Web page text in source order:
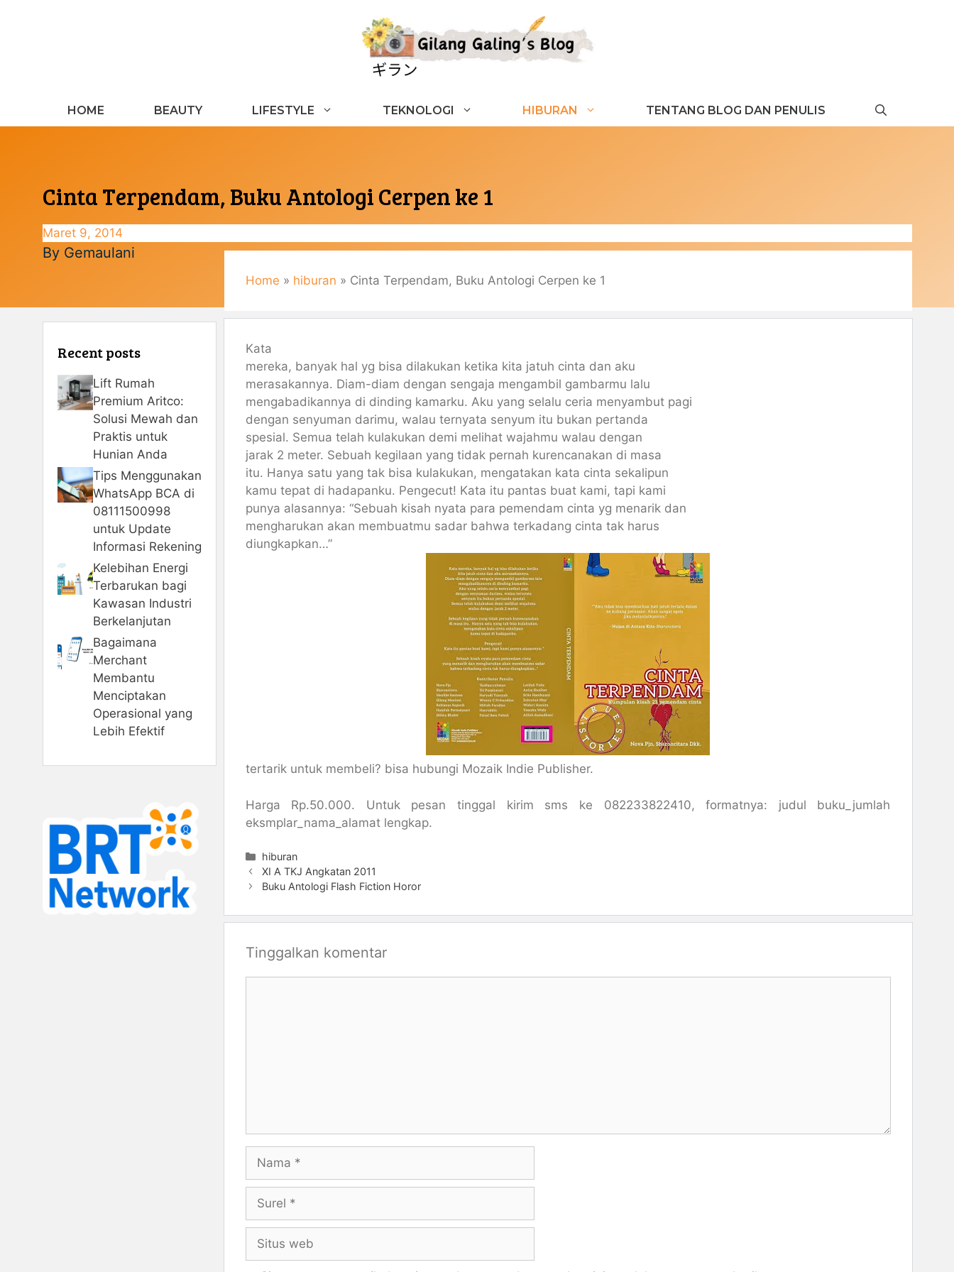
HOME BEAUTY LIFESTYLE TEKNOLOGI HIBURAN TENTANG BLOG DAN PENULIS
Cinta Terpendam, Buku Antologi Cerpen ke 1
Maret 9, 2014
By Gemaulani
Home » hiburan » Cinta Terpendam, Buku Antologi Cerpen ke 1
Kata
mereka, banyak hal yg bisa dilakukan ketika kita jatuh cinta dan aku
merasakannya. Diam-diam dengan sengaja mengambil gambarmu lalu
mengabadikannya di dinding kamarku. Aku yang selalu ceria menyambut pagi
dengan senyuman darimu, walau ternyata senyum itu bukan pertanda
spesial. Semua telah kulakukan demi melihat wajahmu walau dengan
jarak 2 meter. Sebuah kegilaan yang tidak pernah kurencanakan di masa
itu. Hanya satu yang tak bisa kulakukan, mengatakan kata cinta sekalipun
kamu tepat di hadapanku. Pengecut! Kata itu pantas buat kami, tapi kami
punya alasannya: “Sebuah kisah nyata para pemendam cinta yg menarik dan
mengharukan akan membuatmu sadar bahwa terkadang cinta tak harus
diungkapkan…”
tertarik untuk membeli? bisa hubungi Mozaik Indie Publisher.
Harga Rp.50.000. Untuk pesan tinggal kirim sms ke 082233822410, formatnya: judul buku_jumlah
eksmplar_nama_alamat lengkap.
Kategori
hiburan
XI A TKJ Angkatan 2011
Buku Antologi Flash Fiction Horor
Tinggalkan komentar
Nama
Surel
Situs
web
Recent posts
Lift Rumah
Premium Aritco:
Solusi Mewah dan
Praktis untuk
Hunian Anda
Tips Menggunakan
WhatsApp BCA di
08111500998
untuk Update
Informasi Rekening
Kelebihan Energi
Terbarukan bagi
Kawasan Industri
Berkelanjutan
Bagaimana
Merchant
Membantu
Menciptakan
Operasional yang
Lebih Efektif